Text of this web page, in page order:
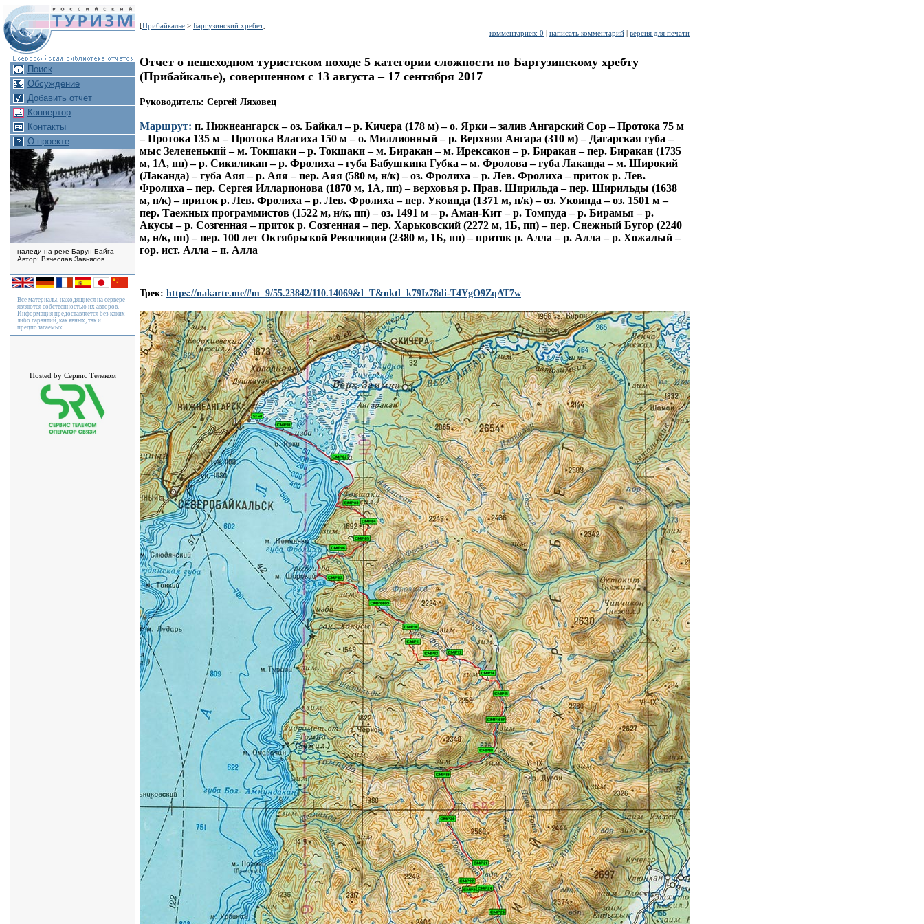
Поиск
Обсуждение
Добавить отчет
Конвертор
Контакты
О проекте
наледи на реке Барун-Байга
Автор: Вячеслав Завьялов
Все материалы, находящиеся на сервере
являются собственностью их авторов.
Информация предоставляется без каких-
либо гарантий, как явных, так и
предполагаемых.
Hosted by Сервис Телеком
[Прибайкалье > Баргузинский хребет]
комментариев: 0
написать комментарий версия для печати
Отчет о пешеходном туристском походе 5 категории сложности по Баргузинскому хребту
(Прибайкалье), совершенном с 13 августа – 17 сентября 2017
Руководитель: Сергей Ляховец
Маршрут: п. Нижнеангарск – оз. Байкал – р. Кичера (178 м) – о. Ярки – залив Ангарский Сор – Протока 75 м
– Протока 135 м – Протока Власиха 150 м – о. Миллионный – р. Верхняя Ангара (310 м) – Дагарская губа –
мыс Зелененький – м. Токшаки – р. Токшаки – м. Биракан – м. Ирексакон – р. Биракан – пер. Биракан (1735
м, 1А, пп) – р. Сикиликан – р. Фролиха – губа Бабушкина Губка – м. Фролова – губа Лаканда – м. Широкий
(Лаканда) – губа Аяя – р. Аяя – пер. Аяя (580 м, н/к) – оз. Фролиха – р. Лев. Фролиха – приток р. Лев.
Фролиха – пер. Cергея Илларионова (1870 м, 1А, пп) – верховья р. Прав. Ширильда – пер. Ширильды (1638
м, н/к) – приток р. Лев. Фролиха – р. Лев. Фролиха – пер. Укоинда (1371 м, н/к) – оз. Укоинда – оз. 1501 м –
пер. Таежных программистов (1522 м, н/к, пп) – оз. 1491 м – р. Аман-Кит – р. Томпуда – р. Бирамья – р.
Акусы – р. Созгенная – приток р. Созгенная – пер. Харьковский (2272 м, 1Б, пп) – пер. Снежный Бугор (2240
м, н/к, пп) – пер. 100 лет Октябрьской Революции (2380 м, 1Б, пп) – приток р. Алла – р. Алла – р. Хожалый –
гор. ист. Алла – п. Алла
Трек: https://nakarte.me/#m=9/55.23842/110.14069&l=T&nktl=k79Iz78di-T4YgO9ZqAT7w